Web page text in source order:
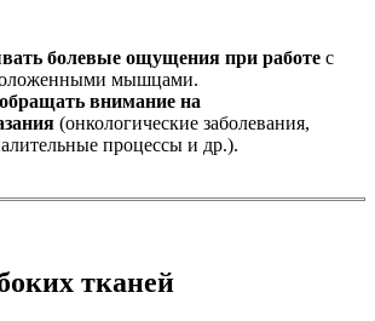
болевые ощущения при работе с
мышцами.
внимание на
(онкологические заболевания,
процессы и др.).
тканей